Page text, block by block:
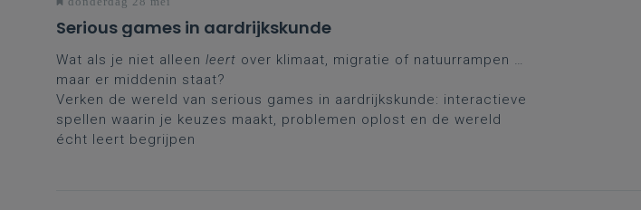
Serious games in aardrijkskunde
Wat als je niet alleen leert over klimaat, migratie of natuurrampen …
maar er middenin staat?
Verken de wereld van serious games in aardrijkskunde: interactieve
spellen waarin je keuzes maakt, problemen oplost en de wereld
écht leert begrijpen